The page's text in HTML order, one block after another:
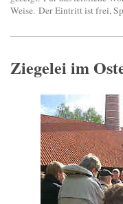
Weise. Der Eintritt ist frei,
Ziegelei im